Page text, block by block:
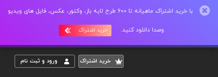
با خرید اشتراک ماهیانه تا 600 طرح لایه باز، وکتور، عکس، فایل های ویدیو
وصدا دانلود کنید. خرید اشتراک
خريد اشتراک ورود و ثبت نام